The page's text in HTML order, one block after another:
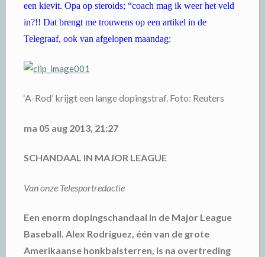
een kievit. Opa op steroids; “coach mag ik weer het veld
in?!! Dat brengt me trouwens op een artikel in de
Telegraaf, ook van afgelopen maandag:
‘A-Rod’ krijgt een lange dopingstraf. Foto: Reuters
ma 05 aug 2013, 21:27
SCHANDAAL IN MAJOR LEAGUE
Van onze Telesportredactie
Een enorm dopingschandaal in de Major League
Baseball. Alex Rodriguez, één van de grote
Amerikaanse honkbalsterren, is na overtreding